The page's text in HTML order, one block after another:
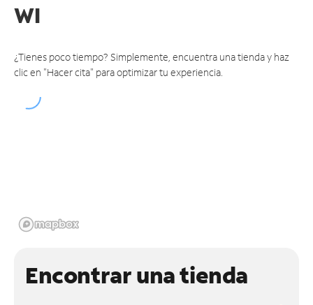
WI
¿Tienes poco tiempo? Simplemente, encuentra una tienda y haz
clic en "Hacer cita" para optimizar tu experiencia.
Encontrar una tienda